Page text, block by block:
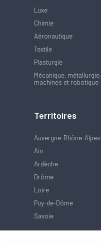
Luxe
Chimie
Aéronautique
Textile
Plasturgie
Mécanique, métallurgie,
machines et robotique
Territoires
Auvergne-Rhône-Alpes
Ain
Ardèche
Drôme
Loire
Puy-de-Dôme
Savoie